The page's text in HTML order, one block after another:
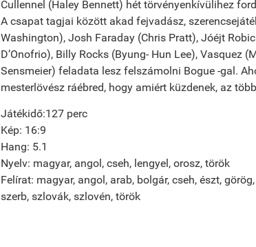
Cullennel (Haley Bennett) hét törvényenkívülihez
A csapat tagjai között akad fejvadász,
Washington), Josh Faraday (Chris Pratt), Jóéjt
D’Onofrio), Billy Rocks (Byung- Hun Lee), Vasquez
Sensmeier) feladata lesz felszámolni Bogue -gal.
mesterlövész ráébred, hogy amiért küzdenek, az
Játékidő:127 perc
Kép: 16:9
Hang: 5.1
Nyelv: magyar, angol, cseh, lengyel, orosz, török
Felírat: magyar, angol, arab, bolgár, cseh, észt,
szerb, szlovák, szlovén, török